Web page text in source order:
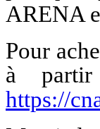
ARENA
Pour
à
https://